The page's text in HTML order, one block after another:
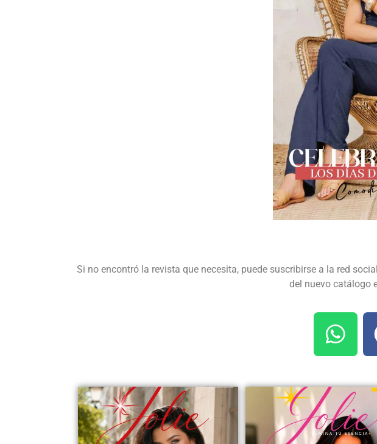
Si no encontró la revista que necesita, puede suscribirse a la red
del nuevo catálogo